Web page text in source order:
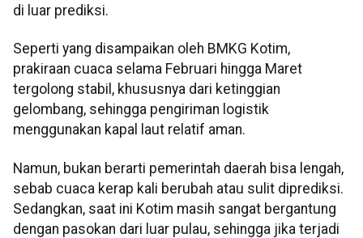
di luar prediksi.
Seperti yang disampaikan oleh BMKG Kotim,
prakiraan cuaca selama Februari hingga Maret
tergolong stabil, khususnya dari ketinggian
gelombang, sehingga pengiriman logistik
menggunakan kapal laut relatif aman.
Namun, bukan berarti pemerintah daerah bisa lengah,
sebab cuaca kerap kali berubah atau sulit diprediksi.
Sedangkan, saat ini Kotim masih sangat bergantung
dengan pasokan dari luar pulau, sehingga jika terjadi